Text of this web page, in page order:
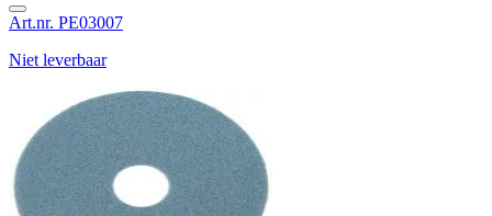
Art.nr. PE03007
Niet leverbaar